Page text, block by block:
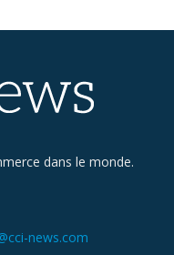
dans le monde.
news.com